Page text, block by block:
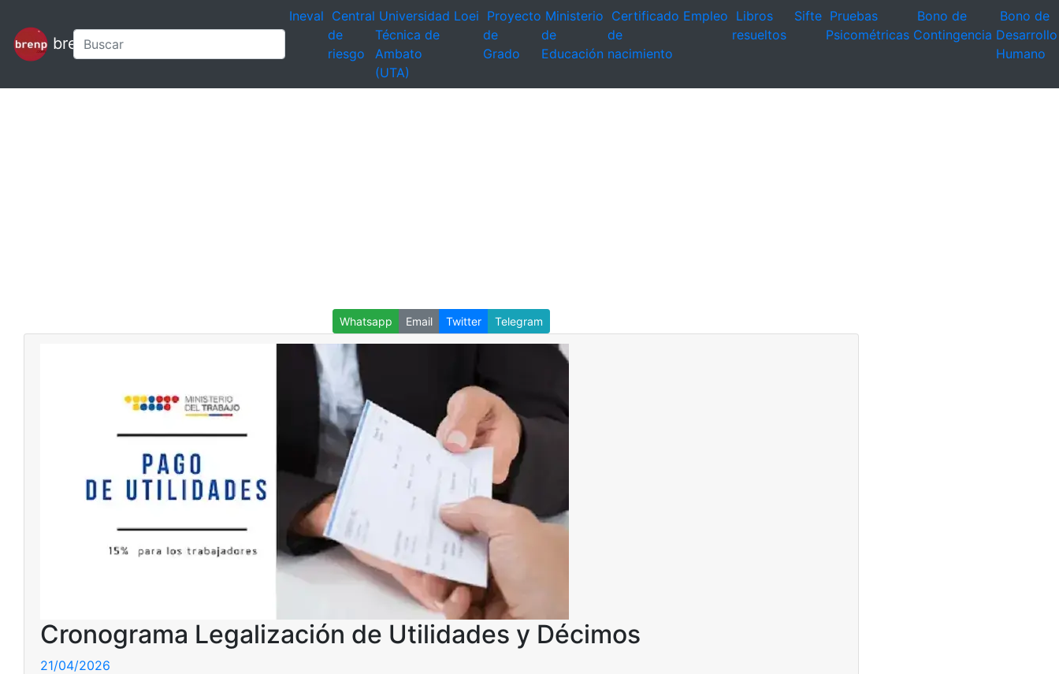
brenp
Ineval Central
de
riesgo
Universidad
Técnica de
Ambato
(UTA)
Loei Proyecto
de
Grado
Ministerio
de
Educación
Certificado
de
nacimiento
Empleo Libros
resueltos
Sifte Pruebas
Psicométricas
Bono de
Contingencia
Bono de
Desarrollo
Humano
Whatsapp Email Twitter Telegram
Cronograma Legalización de Utilidades y Décimos
21/04/2026